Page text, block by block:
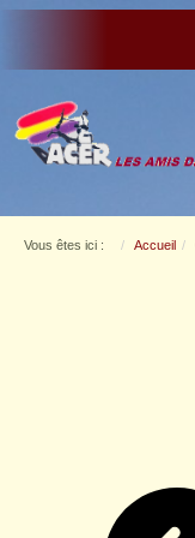
Vous êtes ici : Accueil